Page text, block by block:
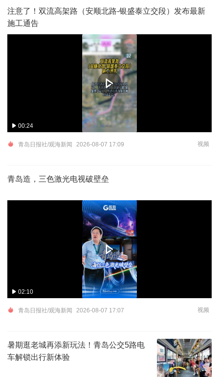
注意了！双流高架路（安顺北路-银盛泰立交段）发布最新
施工通告
00:24
青岛日报社/观海新闻 2026-08-07 17:09 视频
青岛造，三色激光电视破壁垒
02:10
青岛日报社/观海新闻 2026-08-07 17:07 视频
暑期逛老城再添新玩法！青岛公交5路电
车解锁出行新体验